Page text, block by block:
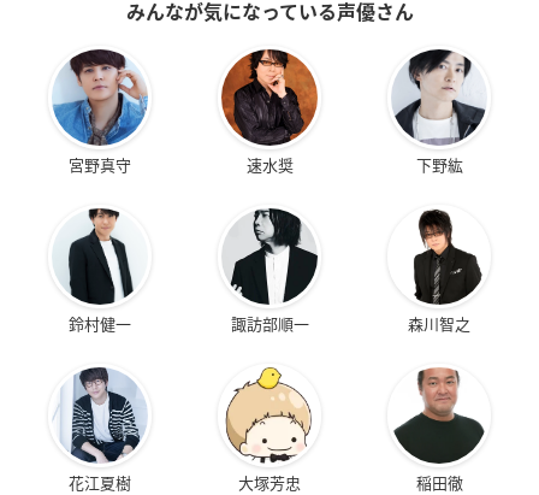
みんなが気になっている声優さん
宮野真守 速水奨 下野紘
鈴村健一 諏訪部順一 森川智之
花江夏樹 大塚芳忠 稲田徹